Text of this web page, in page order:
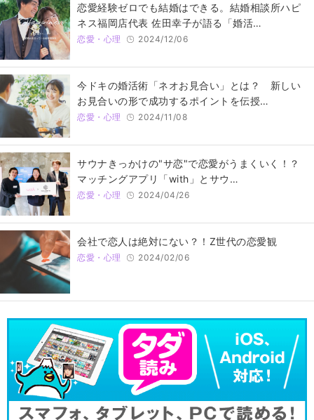
恋愛経験ゼロでも結婚はできる。結婚相談所ハピ
ネス福岡店代表 佐田幸子が語る「婚活…
恋愛・心理 2024/12/06
今ドキの婚活術「ネオお見合い」とは？ 新しい
お見合いの形で成功するポイントを伝授…
恋愛・心理 2024/11/08
サウナきっかけの"サ恋"で恋愛がうまくいく！？
マッチングアプリ「with」とサウ…
恋愛・心理 2024/04/26
会社で恋人は絶対にない？！Z世代の恋愛観
恋愛・心理 2024/02/06